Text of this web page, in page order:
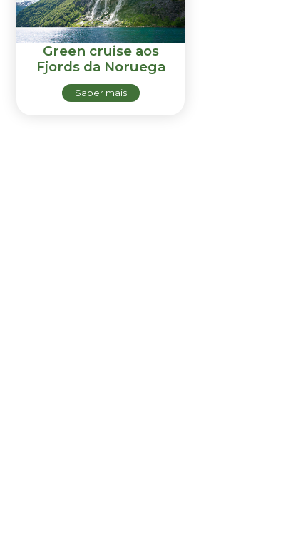
Green cruise aos
Fjords da Noruega
Saber mais